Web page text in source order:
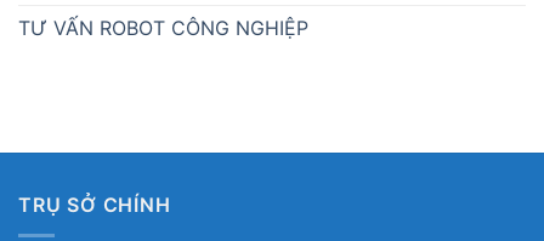
TƯ VẤN ROBOT CÔNG NGHIỆP
TRỤ SỞ CHÍNH